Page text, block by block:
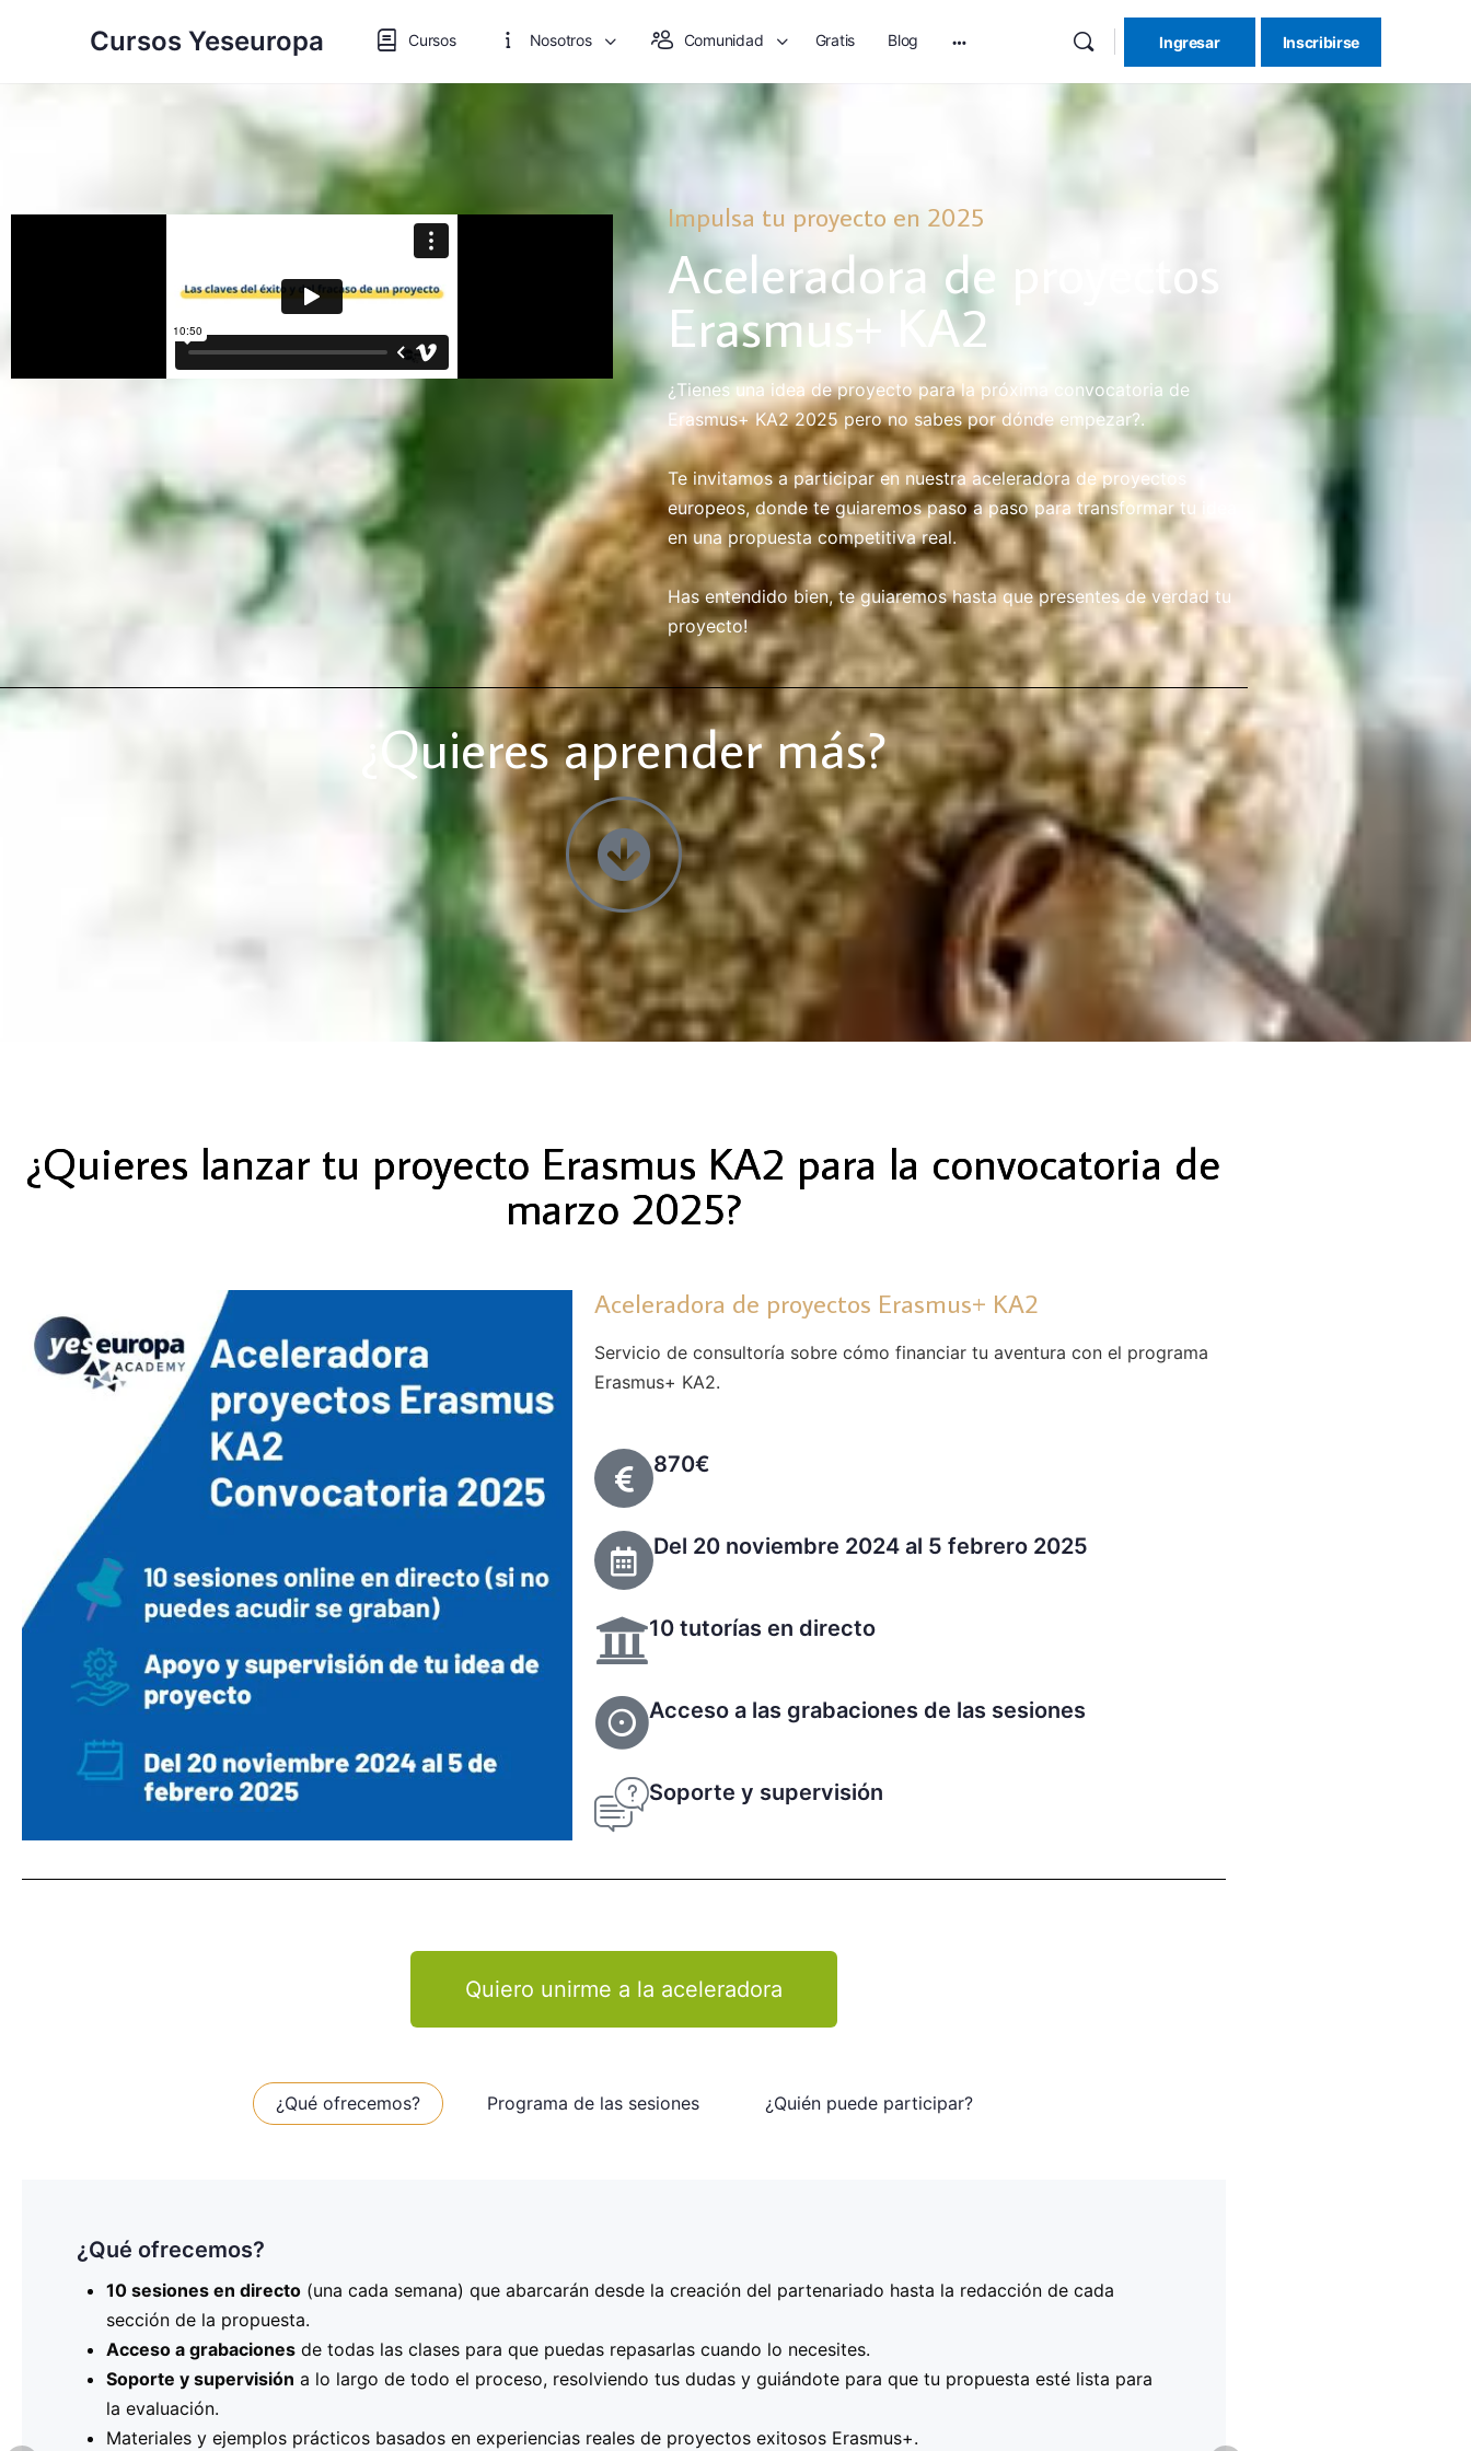
Cursos Yeseuropa Cursos Nosotros Comunidad Gratis Blog Ingresar Inscribirse
Impulsa tu proyecto en 2025
Aceleradora de proyectos
Erasmus+ KA2
¿Tienes una idea de proyecto para la próxima convocatoria de
Erasmus+ KA2 2025 pero no sabes por dónde empezar?.
Te invitamos a participar en nuestra aceleradora de proyectos
europeos, donde te guiaremos paso a paso para transformar tu idea
en una propuesta competitiva real.
Has entendido bien, te guiaremos hasta que presentes de verdad tu
proyecto!
¿Quieres aprender más?
¿Quieres lanzar tu proyecto Erasmus KA2 para la convocatoria de
marzo 2025?
Aceleradora de proyectos Erasmus+ KA2​
Servicio de consultoría sobre cómo financiar tu aventura con el programa
Erasmus+ KA2.
870€
Del 20 noviembre 2024 al 5 febrero 2025
10 tutorías en directo
Acceso a las grabaciones de las sesiones
Soporte y supervisión
Quiero unirme a la aceleradora
¿Qué ofrecemos? Programa de las sesiones ¿Quién puede participar?
¿Qué ofrecemos?
10 sesiones en directo (una cada semana) que abarcarán desde la creación del partenariado hasta la redacción de cada
sección de la propuesta.
Acceso a grabaciones de todas las clases para que puedas repasarlas cuando lo necesites.
Soporte y supervisión a lo largo de todo el proceso, resolviendo tus dudas y guiándote para que tu propuesta esté lista para
la evaluación.
Materiales y ejemplos prácticos basados en experiencias reales de proyectos exitosos Erasmus+.
Programa de las sesiones
20 de noviembre: Definición de la idea de proyecto – Alinearla con las prioridades de Erasmus+.
27 de noviembre: Identificación de socios clave – Cómo crear un partenariado europeo sólido. Contacto con partners
europeos de confianza.
4 de diciembre: Establecimiento de los objetivos y resultados – Impacto a nivel local y europeo.
11 de diciembre
18 de diciembre: Definición del plan de trabajo y cronograma.
¿Quién puede participar?
Este programa está dirigido acualquier persona interesada en presentar un proyecto Erasmus+ KA2 , ya sea que cuentes con
experiencia previa en la gestión de proyectos europeos o estés dando tus primeros pasos en este mundo. Recuerda que, para
presentar un proyecto KA2, debes representar una asociación, institución o empresa, que cuenten ya con un EU login y número
OID. Si aún no tienes estos datos, nosotros te ayudamos a obtenerlos antes de presentar la propuesta!.
¡No dejes pasar esta oportunidad única de recibir una mentoría personalizada y maximizar tus posibilidades de éxito en la